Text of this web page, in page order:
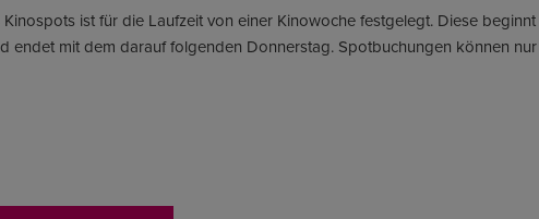
ist für die Laufzeit von einer Kinowoche festgelegt. Diese
endet mit dem darauf folgenden Donnerstag. Spotbuchungen können